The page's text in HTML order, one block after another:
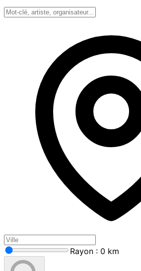
Rayon : 0 km